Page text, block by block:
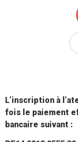
L’inscription à
fois le paiement
bancaire suivant :